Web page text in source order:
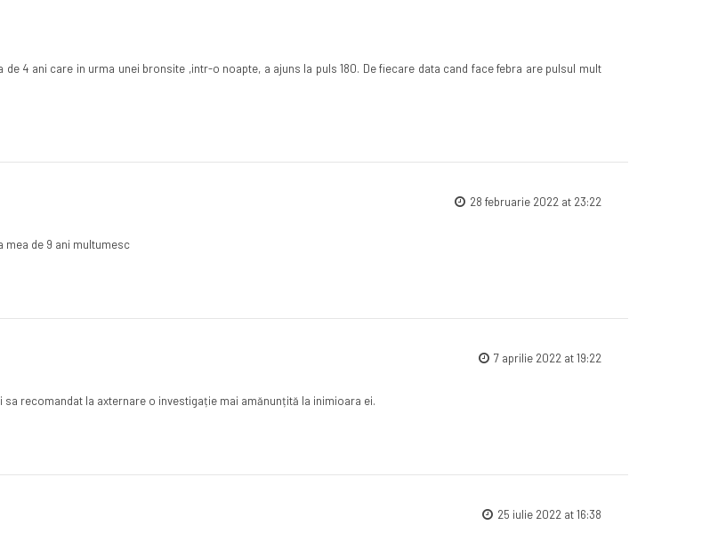
4 ani care in urma unei bronsite ,intr-o noapte, a ajuns la puls 180. De fiecare data cand face febra are pulsul mult
28 februarie 2022 at 23:22
mea de 9 ani multumesc
7 aprilie 2022 at 19:22
recomandat la axternare o investigație mai amănunțită la inimioara ei.
25 iulie 2022 at 16:38